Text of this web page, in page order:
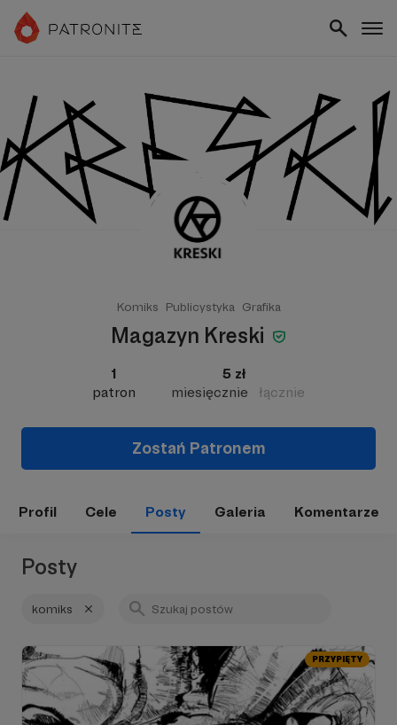
Komiks Publicystyka Grafika
Magazyn Kreski
1
patron
5 zł
miesięcznie
łącznie
Zostań Patronem
Profil Cele Posty Galeria Komentarze
Posty
komiks
PRZYPIĘTY